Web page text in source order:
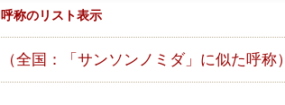
呼称のリスト表示
（全国：「サンソンノミダ」に似た呼称）